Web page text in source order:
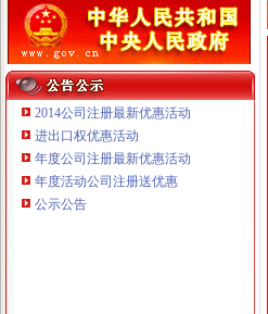
本站导航
2014公司注册最新优惠活动
进出口权优惠活动
年度公司注册最新优惠活动
年度活动公司注册送优惠
公示公告
重庆铭博投资咨询有限公司
重庆戴盛贷款咨询有限公司
重庆伟尚科技发展有限公司 渝高100万 （